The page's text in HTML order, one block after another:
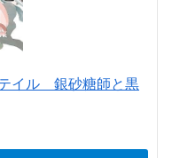
イル 銀砂糖師と黒